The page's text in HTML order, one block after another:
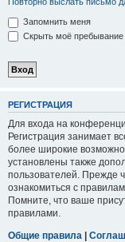
Запомнить меня
Скрыть моё пребывание
РЕГИСТРАЦИЯ
Для входа на
Регистрация занимает
более широкие
установлены также
пользователей. Прежде
ознакомиться с
Помните, что ваше
правилами.
Общие правила |